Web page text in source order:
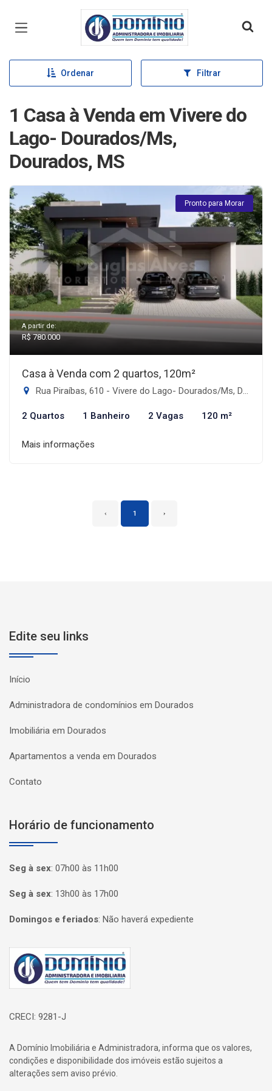
Página inicial
Ordenar Filtrar
1 Casa à Venda em Vivere do
Lago- Dourados/Ms,
Dourados, MS
Pronto para Morar
A partir de:
R$ 780.000
Casa à Venda com 2 quartos, 120m²
Rua Piraíbas, 610 - Vivere do Lago- Dourados/Ms, Dourados-MS
2 Quartos 1 Banheiro 2 Vagas 120 m²
Mais informações
‹ 1 ›
Edite seu links
Início
Administradora de condomínios em Dourados
Imobiliária em Dourados
Apartamentos a venda em Dourados
Contato
Horário de funcionamento
Seg à sex: 07h00 às 11h00
Seg à sex: 13h00 às 17h00
Domingos e feriados: Não haverá expediente
Página inicial
CRECI: 9281-J
A Domínio Imobiliária e Administradora, informa que os valores,
condições e disponibilidade dos imóveis estão sujeitos a
alterações sem aviso prévio.